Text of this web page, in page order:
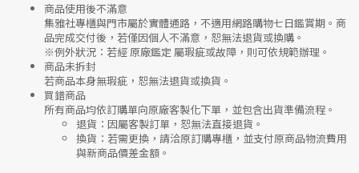
商品使用後不滿意
集雅社專櫃與門市屬於實體通路，不適用網路購物七日鑑賞期 。商
品完成交付後，若僅因個人不滿意，恕無法退貨或換購。
※例外狀況：若經 原廠鑑定 屬瑕疵或故障，則可依規範辦理。
商品未拆封
若商品本身無瑕疵，恕無法退貨或換貨。
買錯商品
所有商品均依訂購單向原廠客製化下單 ，並包含出貨準備流程。
退貨 ：因屬客製訂單，恕無法直接退貨。
換貨 ：若需更換，請洽原訂購專櫃，並支付原商品物流費用
與新商品價差金額 。